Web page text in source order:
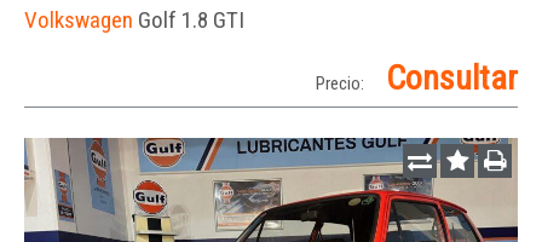
Volkswagen Golf 1.8 GTI
Precio: Consultar